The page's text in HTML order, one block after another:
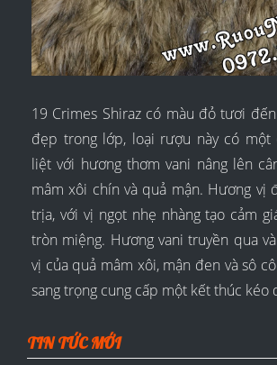
19 Crimes Shiraz có màu đỏ tươi
đẹp trong lớp, loại rượu này có một
liệt với hương thơm vani nâng lên
mâm xôi chín và quả mận. Hương vị
trịa, với vị ngọt nhẹ nhàng tạo cảm
tròn miệng. Hương vani truyền qua
vị của quả mâm xôi, mận đen và sô
sang trọng cung cấp một kết thúc kéo
TIN TỨC MỚI